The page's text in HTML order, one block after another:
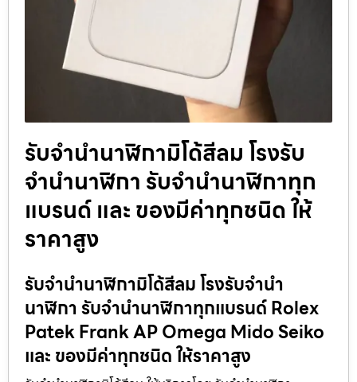
รับจำนำนาฬิกามิโด้สีลม โรงรับ
จำนำนาฬิกา รับจำนำนาฬิกาทุก
แบรนด์ และ ของมีค่าทุกชนิด ให้
ราคาสูง
รับจำนำนาฬิกามิโด้สีลม โรงรับจำนำ
นาฬิกา รับจำนำนาฬิกาทุกแบรนด์ Rolex
Patek Frank AP Omega Mido Seiko
และ ของมีค่าทุกชนิด ให้ราคาสูง